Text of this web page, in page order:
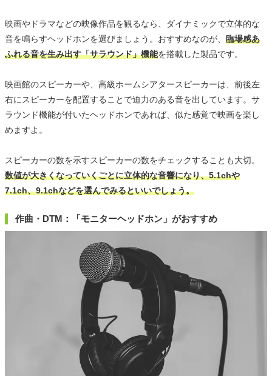
映画やドラマなどの映像作品を観るなら、ダイナミックで立体的な
音を鳴らすヘッドホンを選びましょう。おすすめなのが、 臨場感あ
ふれる音を生み出す「サラウンド」機能を搭載した製品です。
映画館のスピーカーや、高級ホームシアタースピーカーは、前後左
右にスピーカーを配置することで迫力のある音を出しています。サ
ラウンド機能が付いたヘッドホンであれば、似た感覚で映画を楽し
めますよ。
スピーカーの数を示すスピーカーの数をチェックすることも大切。
数値が大きくなっていくごとに立体的な音響になり、5.1chや
7.1ch、9.1chなどを選んでみるといいでしょう。
作曲・DTM：「モニターヘッドホン」がおすすめ